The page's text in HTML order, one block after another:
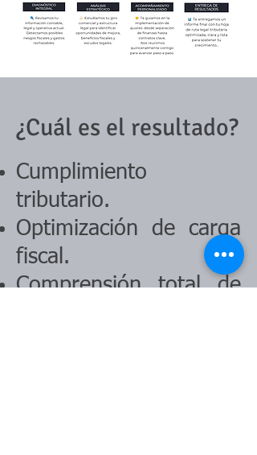
¿Cuál es el resultado?
Cumplimiento
tributario.
Optimización de carga
fiscal.
Comprensión total de